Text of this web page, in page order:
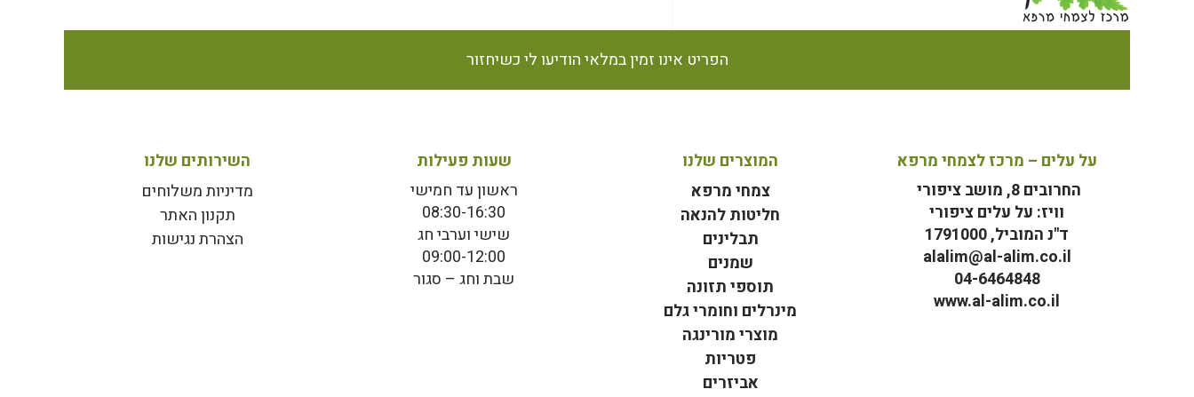
הפריט אינו זמין במלאי הודיעו לי כשיחזור
על עלים – מרכז לצמחי מרפא
החרובים 8, מושב ציפורי
וויז: על עלים ציפורי
ד"נ המוביל, 1791000
alalim@al-alim.co.il
04-6464848
www.al-alim.co.il
המוצרים שלנו
צמחי מרפא
חליטות להנאה
תבלינים
שמנים
תוספי תזונה
מינרלים וחומרי גלם
מוצרי מורינגה
פטריות
אביזרים
שעות פעילות
ראשון עד חמישי
08:30-16:30
שישי וערבי חג
09:00-12:00
שבת וחג – סגור
השירותים שלנו
מדיניות משלוחים
תקנון האתר
הצהרת נגישות